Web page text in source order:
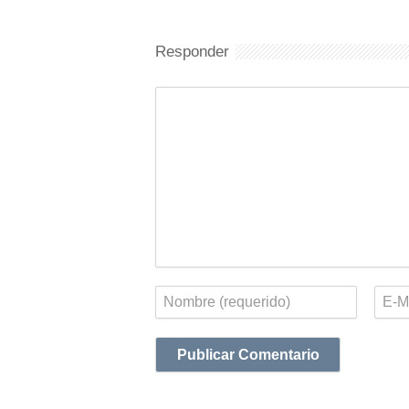
Responder
Nombre